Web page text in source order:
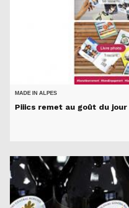
MADE IN ALPES
Piiics remet au goût du